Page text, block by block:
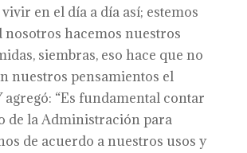
en el día a día así; estemos
nosotros hacemos nuestros
siembras, eso hace que no
nuestros pensamientos el
agregó: “Es fundamental contar
de la Administración para
de acuerdo a nuestros usos y